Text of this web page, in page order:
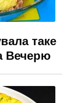
таке
Вечерю